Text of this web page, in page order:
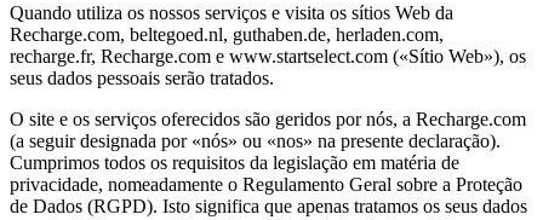
Quando utiliza os nossos serviços e visita os sítios Web da
Recharge.com, beltegoed.nl, guthaben.de, herladen.com,
recharge.fr, Recharge.com e www.startselect.com («Sítio Web»), os
seus dados pessoais serão tratados.
O site e os serviços oferecidos são geridos por nós, a Recharge.com
(a seguir designada por «nós» ou «nos» na presente declaração).
Cumprimos todos os requisitos da legislação em matéria de
privacidade, nomeadamente o Regulamento Geral sobre a Proteção
de Dados (RGPD). Isto significa que apenas tratamos os seus dados